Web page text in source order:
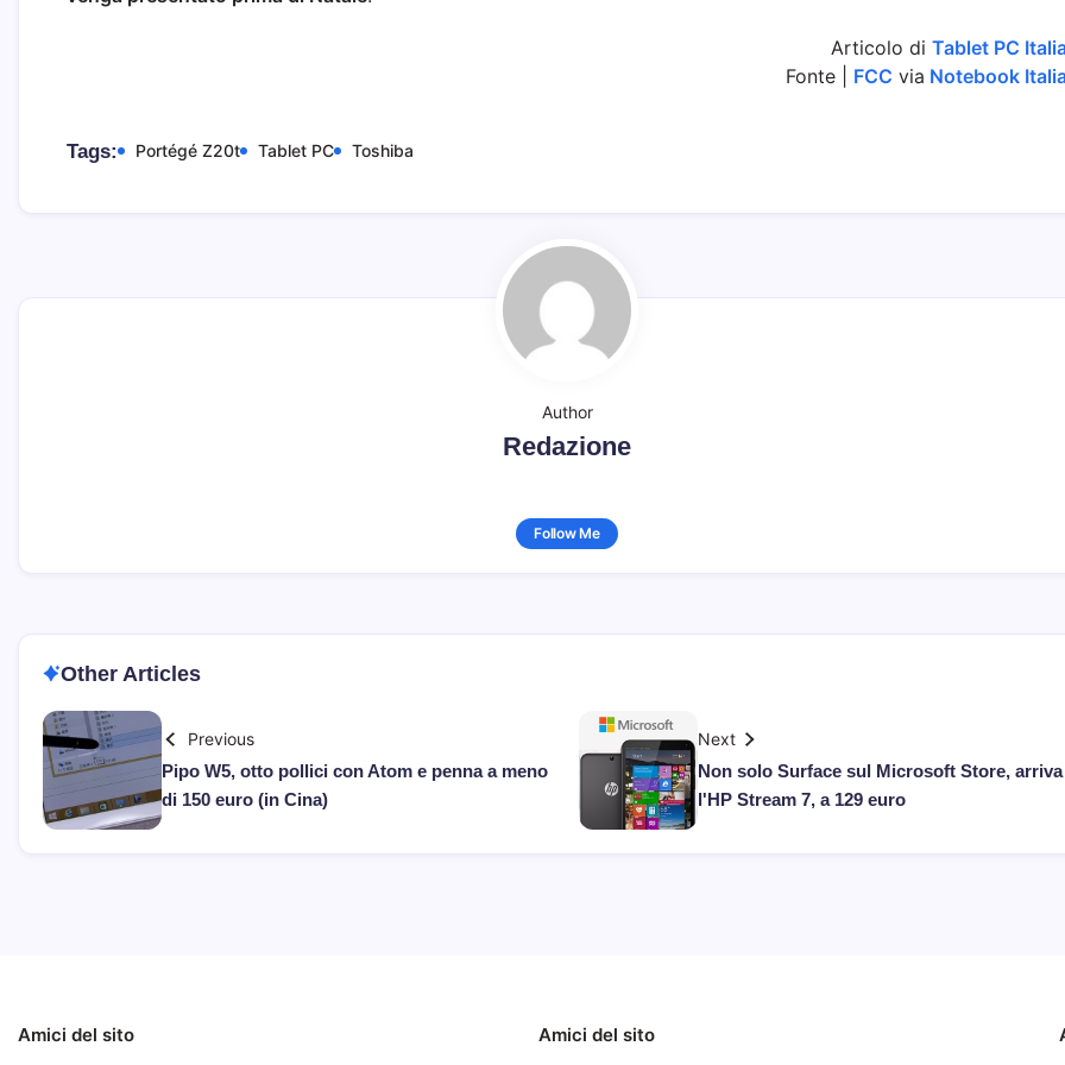
Articolo di Tablet PC
Fonte | FCC via Notebook
Tags: Portégé Z20t Tablet PC Toshiba
Author
Redazione
Follow Me
Other Articles
Previous
Pipo W5, otto pollici con Atom e penna a meno
di 150 euro (in Cina)
Next
Non solo Surface sul Microsoft Store, arriva
l'HP Stream 7, a 129 euro
Amici del sito Amici del sito